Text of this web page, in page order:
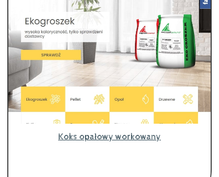
Koks opałowy workowany